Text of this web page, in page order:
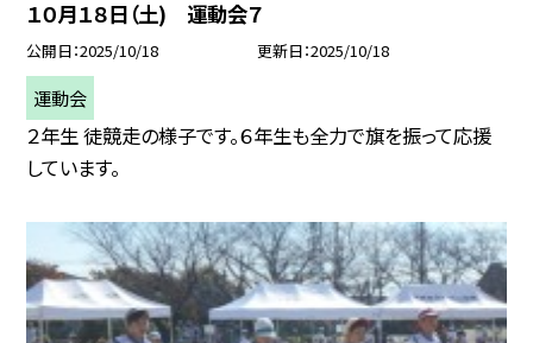
１０月１８日（土) 運動会７
公開日 2025/10/18 更新日 2025/10/18
運動会
２年生 徒競走の様子です。６年生も全力で旗を振って応援
しています。